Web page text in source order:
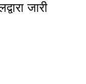
जारी